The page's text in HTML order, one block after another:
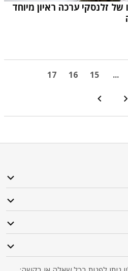
זלנסקי ערכה ראיון מיוחד
17 16 15 ...